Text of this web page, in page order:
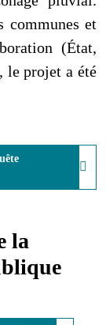
communes et
(État,
le projet a été
la